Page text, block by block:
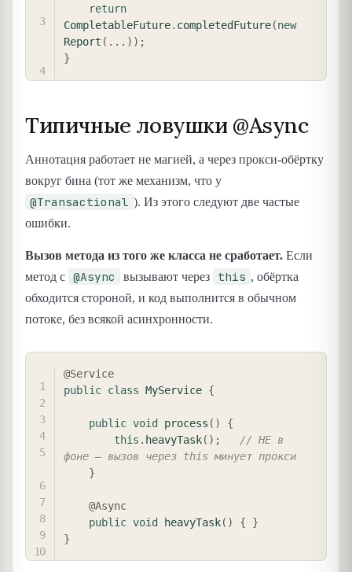
return
CompletableFuture. completedFuture(new
Report ( . . . ) ) ;
}
Типичные ловушки @Async
Аннотация работает не магией, а через прокси-обёртку
вокруг бина (тот же механизм, что у
@Transactional ). Из этого следуют две частые
ошибки.
Вызов метода из того же класса не сработает. Если
метод с @Async вызывают через this , обёртка
обходится стороной, и код выполнится в обычном
потоке, без всякой асинхронности.
@Service
public class MyService {
public void process ( )
{
this . heavyTask( ) ;
// НЕ в
фоне — вызов через this минует прокси
}
@Async
public void heavyTask( ) {
}
}